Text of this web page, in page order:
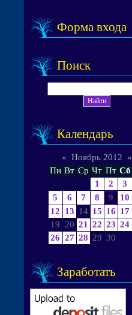
Форма входа
Поиск
Календарь
« Ноябрь 2012
»
Пн Вт Ср Чт Пт Сб
1
2 3
5
6 7 8 9 10
12
13 14 15 16 17
19
20 21 22 23 24
26 27 28 29 30
Заработать